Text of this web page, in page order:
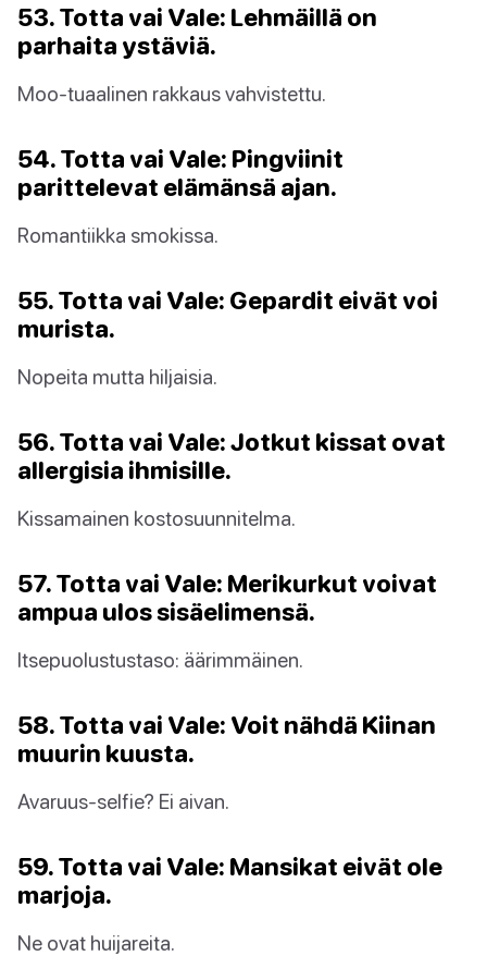
53. Totta vai Vale: Lehmäillä on
parhaita ystäviä.
Moo-tuaalinen rakkaus vahvistettu.
54. Totta vai Vale: Pingviinit
parittelevat elämänsä ajan.
Romantiikka smokissa.
55. Totta vai Vale: Gepardit eivät voi
murista.
Nopeita mutta hiljaisia.
56. Totta vai Vale: Jotkut kissat ovat
allergisia ihmisille.
Kissamainen kostosuunnitelma.
57. Totta vai Vale: Merikurkut voivat
ampua ulos sisäelimensä.
Itsepuolustustaso: äärimmäinen.
58. Totta vai Vale: Voit nähdä Kiinan
muurin kuusta.
Avaruus-selfie? Ei aivan.
59. Totta vai Vale: Mansikat eivät ole
marjoja.
Ne ovat huijareita.